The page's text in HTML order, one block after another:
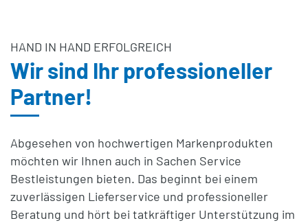
HAND IN HAND ERFOLGREICH
Wir sind Ihr professioneller
Partner!
Abgesehen von hochwertigen Markenprodukten
möchten wir Ihnen auch in Sachen Service
Bestleistungen bieten. Das beginnt bei einem
zuverlässigen Lieferservice und professioneller
Beratung und hört bei tatkräftiger Unterstützung im